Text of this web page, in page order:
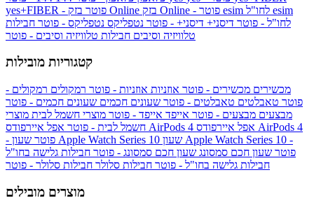
yes+FIBER - פוטר בזק Online
esim
לחו"ל - פוטר דיסני+ דיסני+ - פוטר נטפליקס נטפליקס - פוטר חבילות
טלוויזיה וסיבים חבילות טלוויזיה וסיבים - פוטר
קטגוריות מובילות
מכשירים מכשירים - פוטר אוזניות אוזניות - פוטר רמקולים רמקולים -
פוטר טאבלטים טאבלטים - פוטר שעונים חכמים שעונים חכמים - פוטר
מבצעים מבצעים - פוטר אייפד אייפד - פוטר מוצרי חשמל לבית מוצרי
חשמל לבית - פוטר אפל איירפודס AirPods 4 אפל איירפודס AirPods 4
- פוטר שעון Apple Watch Series 10 שעון Apple Watch Series 10 -
פוטר שעון חכם סמסונג שעון חכם סמסונג - פוטר חבילות גלישה בחו"ל
חבילות גלישה בחו"ל - פוטר חבילות סלולר חבילות סלולר - פוטר
מוצרים מובילים